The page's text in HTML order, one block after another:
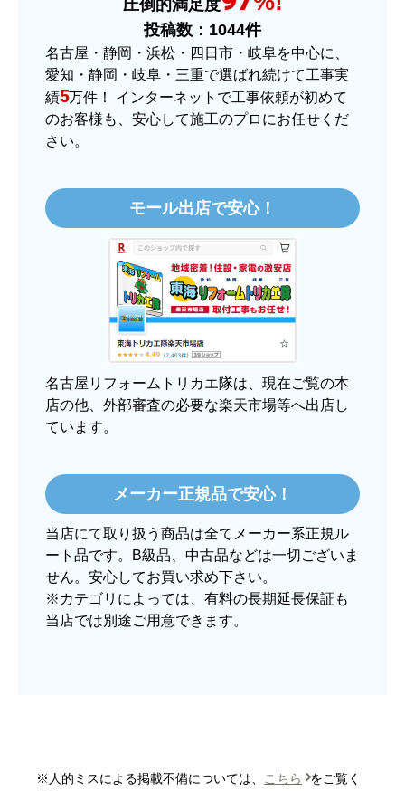
またこのショップを利用したいですか？
はい
【注文商品】ヒーター・ストーブ 【注
文時期】2025年11月頃（モバイルから）
【このショップを選んだ理由は？】
【注文からどのくらいで届きましたか？】
3日程で届きました。発送作業が早かったです。
【その他感想・コメント】
大手ネットショップよりも結構安いところで買う
のは不安でしたが、発送もかなり早くて、梱包も
丁寧でした。
2025年12月24日 21:44
欲しい商品をスムーズに注文できましたか？
はい
ショップからの連絡や対応は適切でしたか？
はい
予定の期日までに商品が届きましたか？
圧倒的満足度
投稿数： 1044件
名古屋・静岡・浜松・四日市・岐阜を中心に、
愛知・静岡・岐阜・三重で選ばれ続けて工事実
績5万件！ インターネットで工事依頼が初めて
のお客様も、安心して施工のプロにお任せくだ
さい。
モール出店で安心！
名古屋リフォームトリカエ隊は、現在ご覧の本
店の他、外部審査の必要な楽天市場等へ出店し
ています。
メーカー正規品で安心！
当店にて取り扱う商品は全てメーカー系正規ル
ート品です。B級品、中古品などは一切ございま
せん。安心してお買い求め下さい。
※カテゴリによっては、有料の長期延長保証も
当店では別途ご用意できます。
※人的ミスによる掲載不備については、 こちら
をご覧く